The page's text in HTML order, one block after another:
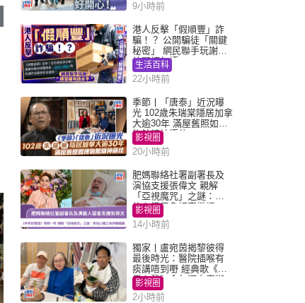
9小時前
港人反擊「假順豐」詐
騙！？ 公開騙徒「關鍵
秘密」 網民聯手玩謝：
練習緬甸語
生活百科
22小時前
季節丨「唐泰」近況曝
光 102歲朱瑞棠隱居加拿
大逾30年 滿屋舊照如博
物館精神極佳
影視圈
20小時前
肥媽聯絡社署副署長及
演協支援張偉文 親解
「亞視魔咒」之謎：有
信心鐵三角評審繼續
影視圈
14小時前
獨家丨盧宛茵揭黎彼得
最後時光：醫院插喉有
痰講唔到嘢 經典歌《浪
子心聲》金句源自廟街
睇相佬
影視圈
2小時前